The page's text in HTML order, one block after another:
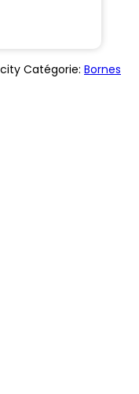
Catégorie: Bornes